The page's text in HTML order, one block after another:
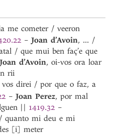
me cometer / veeron
–Joan d’Avoin, ... /
/ que mui ben faç’e que
Joan d’Avoin, oi-vos ora loar
rii
vos direi / por que o faz, a
–Joan Perez, por mal
|| 1419.32 –
quanto mi deu e mi
[i] meter